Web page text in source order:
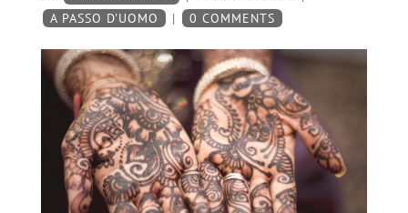
A PASSO D'UOMO
| 0 COMMENTS